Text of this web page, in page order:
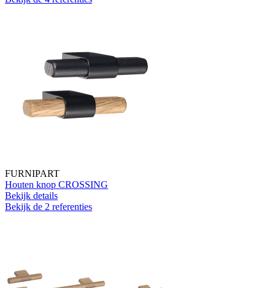
FURNIPART
Houten knop CROSSING
Bekijk details
Bekijk de 2 referenties